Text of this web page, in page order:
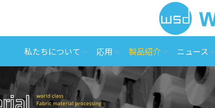
私たちについて 応用 製品紹介 ニュース